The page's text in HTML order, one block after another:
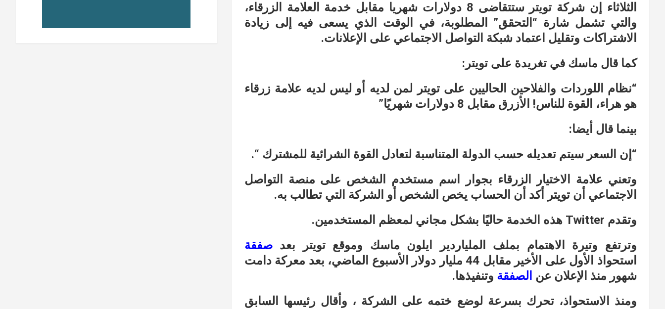
الثلاثاء إن شركة تويتر ستتقاضى 8 دولارات شهريا مقابل خدمة العلامة الزرقاء،
والتي تشمل شارة “التحقق” المطلوبة، في الوقت الذي يسعى فيه إلى زيادة
الاشتراكات وتقليل اعتماد شبكة التواصل الاجتماعي على الإعلانات.
كما قال ماسك في تغريدة على تويتر:
“نظام اللوردات والفلاحين الحاليين على تويتر لمن لديه أو ليس لديه علامة زرقاء
هو هراء، القوة للناس! الأزرق مقابل 8 دولارات شهريًا”
بينما قال أيضا:
“إن السعر سيتم تعديله حسب الدولة المتناسبة لتعادل القوة الشرائية للمشترك “.
وتعني علامة الاختيار الزرقاء بجوار اسم مستخدم الشخص على منصة التواصل
الاجتماعي أن تويتر أكد أن الحساب يخص الشخص أو الشركة التي تطالب به.
وتقدم Twitter هذه الخدمة حاليًا بشكل مجاني لمعظم المستخدمين.
وترتفع وتيرة الاهتمام بملف الملياردير ايلون ماسك وموقع تويتر بعدصفقة
استحواذ الأول على الأخير مقابل 44 مليار دولار الأسبوع الماضي، بعد معركة دامت
شهور منذ الإعلان عن الصفقة وتنفيذها.
ومنذ الاستحواذ، تحرك بسرعة لوضع ختمه على الشركة ، وأقال رئيسها السابق